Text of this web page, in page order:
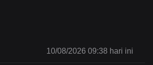
10/08/2026 09:38 hari ini